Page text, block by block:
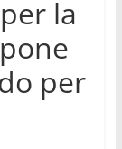
la
per